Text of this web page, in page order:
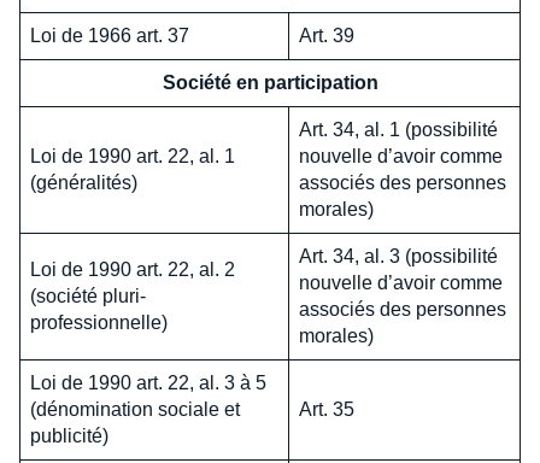
Loi de 1966 art. 37 Art. 39
Société en participation
Loi de 1990 art. 22, al. 1
(généralités)
Art. 34, al. 1 (possibilité
nouvelle d’avoir comme
associés des personnes
morales)
Loi de 1990 art. 22, al. 2
(société pluri-
professionnelle)
Art. 34, al. 3 (possibilité
nouvelle d’avoir comme
associés des personnes
morales)
Loi de 1990 art. 22, al. 3 à 5
(dénomination sociale et
publicité)
Art. 35